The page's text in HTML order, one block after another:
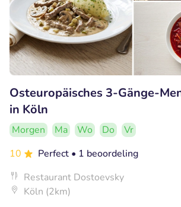
Osteuropäisches 3-Gänge-
in Köln
Morgen Ma Wo Do
Vr
10
Perfect • 1 beoordeling
Restaurant Dostoevsky
Köln (2km)